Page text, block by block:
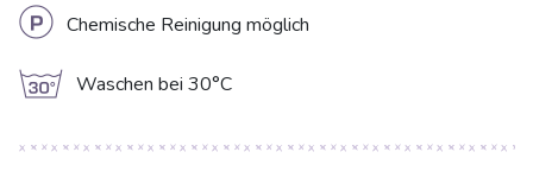
L Chemische Reinigung möglich
g Waschen bei 30°C